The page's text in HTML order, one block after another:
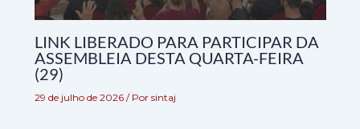
LINK LIBERADO PARA PARTICIPAR DA
ASSEMBLEIA DESTA QUARTA-FEIRA
(29)
29 de julho de 2026 / Por sintaj